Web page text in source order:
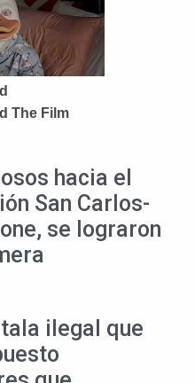
hacia el
San Carlos-
se lograron
ilegal que